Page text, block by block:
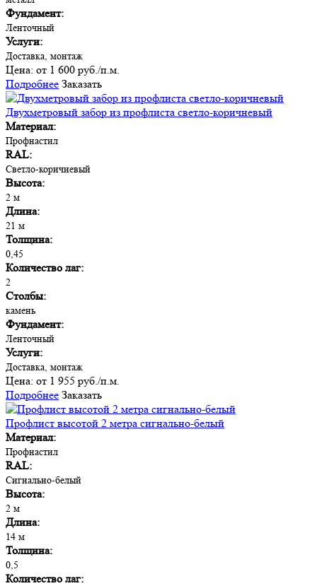
Фундамент:
Ленточный
Услуги:
Доставка, монтаж
Цена: от 1 600 руб./п.м.
Подробнее Заказать
Двухметровый забор из профлиста светло-коричневый
Материал:
Профнастил
RAL:
Светло-коричневый
Высота:
2 м
Длина:
21 м
Толщина:
0,45
Количество лаг:
2
Столбы:
камень
Фундамент:
Ленточный
Услуги:
Доставка, монтаж
Цена: от 1 955 руб./п.м.
Подробнее Заказать
Профлист высотой 2 метра сигнально-белый
Материал:
Профнастил
RAL:
Сигнально-белый
Высота:
2 м
Длина:
14 м
Толщина:
0,5
Количество лаг: